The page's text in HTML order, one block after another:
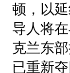
顿，以
导人将
克兰东
已重新